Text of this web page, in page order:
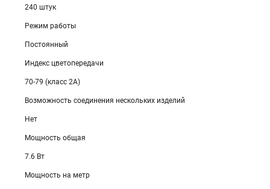
240 штук
Режим работы
Постоянный
Индекс цветопередачи
70-79 (класс 2A)
Возможность соединения нескольких изделий
Нет
Мощность общая
7.6 Вт
Мощность на метр